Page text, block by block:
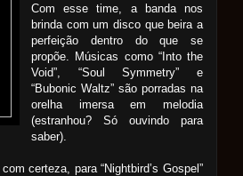
Com esse time, a banda nos
brinda com um disco que beira a
perfeição dentro do que se
propõe. Músicas como “Into the
Void”, “Soul Symmetry” e
“Bubonic Waltz” são porradas na
orelha imersa em melodia
(estranhou? Só ouvindo para
saber).
certeza, para “Nightbird’s Gospel”